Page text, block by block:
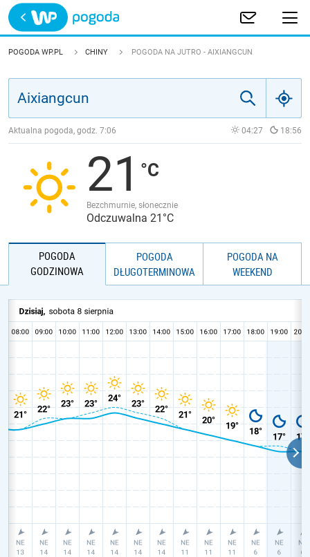
Trwa ładowanie
POLSKA
JAKOŚĆ POWIETRZA
POGODA WP.PL CHINY POGODA NA JUTRO - AIXIANGCUN
Aktualna pogoda, godz. 7:06 04:27 18:56
21
Bezchmurnie, słonecznie
Odczuwalna 21°C
POGODA
GODZINOWA
POGODA
DŁUGOTERMINOWA
POGODA NA
WEEKEND